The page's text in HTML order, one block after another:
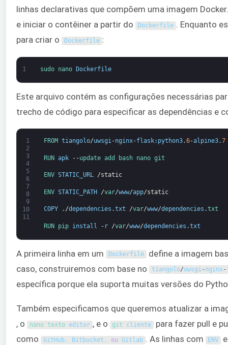
linhas declarativas que compõem uma imagem
e iniciar o contêiner a partir do
Dockerfile . Enquanto
para criar o
Dockerfile :
1 sudo nano Dockerfile
Este arquivo contém as configurações necessárias
trecho de código para especificar as dependências e
1
2
3
4
5
6
7
8
9
10
11
FROM tiangolo/uwsgi-nginx-flask: python3.6-alpine3.7
RUN apk --update add bash nano git
ENV STATIC_URL /static
ENV STATIC_PATH /var/www/app/static
COPY . /dependencies .txt /var/www/dependencies .txt
RUN pip install - r /var/www/dependencies .txt
A primeira linha em um Dockerfile define a imagem
caso, construiremos com base no
tiangolo/uwsgi- nginx-
específica porque ela suporta muitas versões do
Também especificamos que queremos atualizar a
, o
nano texto editor , e o git cliente
para fazer pull e
como
GitHub, Bitbucket , ou Gitlab . As linhas com ENV